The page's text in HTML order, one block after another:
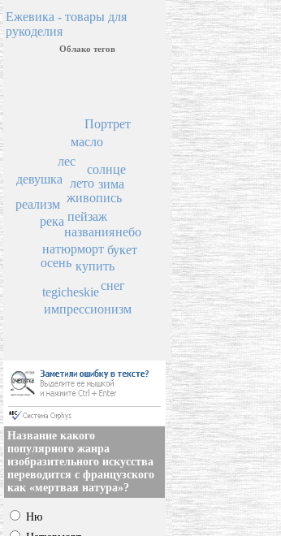
Ежевика - товары для
рукоделия
Облако тегов
пейзаж
названия
живопись
лето
натюрморт
купить
солнце
лес
зима
осень
букет
масло
река
снег
tegicheskie
реализм
небо
импрессионизм
Портрет
девушка
Название какого
популярного жанра
изобразительного искусства
переводится с французского
как «мертвая натура»?
Ню